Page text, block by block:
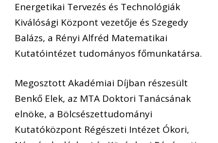
Energetikai Tervezés és Technológiák
Kiválósági Központ vezetője és Szegedy
Balázs, a Rényi Alfréd Matematikai
Kutatóintézet tudományos főmunkatársa.
Megosztott Akadémiai Díjban részesült
Benkő Elek, az MTA Doktori Tanácsának
elnöke, a Bölcsészettudományi
Kutatóközpont Régészeti Intézet Ókori,